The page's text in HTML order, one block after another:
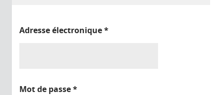
Adresse électronique*
Mot de passe*